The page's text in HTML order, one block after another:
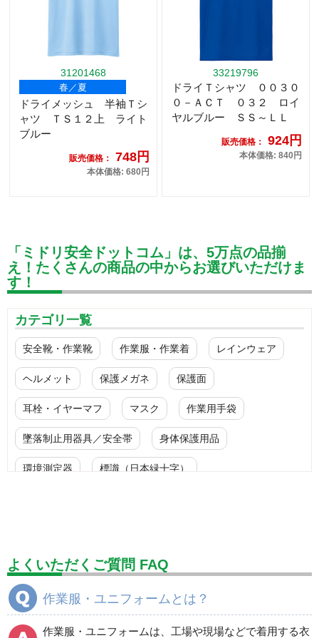
31201468
春／夏
ドライメッシュ 半袖Ｔシ
ャツ ＴＳ１２上 ライト
ブルー
販売価格： 748円
本体価格: 680円
33219796
ドライＴシャツ ００３０
０－ＡＣＴ ０３２ ロイ
ヤルブルー ＳＳ～ＬＬ
販売価格： 924円
本体価格: 840円
「ミドリ安全ドットコム」は、5万点の品揃
え！たくさんの商品の中からお選びいただけま
す！
カテゴリ一覧
安全靴・作業靴 作業服・作業着 レインウェア
ヘルメット 保護メガネ 保護面
耳栓・イヤーマフ マスク 作業用手袋
墜落制止用器具／安全帯 身体保護用品
環境測定器 標識（日本緑十字）
設備用品・作業補助用品 工事作業用品
分煙対策機器
電気保守用品 ワイパー クリーンルーム対策用品
よくいただくご質問 FAQ
作業服・ユニフォームとは？
作業服・ユニフォームは、工場や現場などで着用する衣